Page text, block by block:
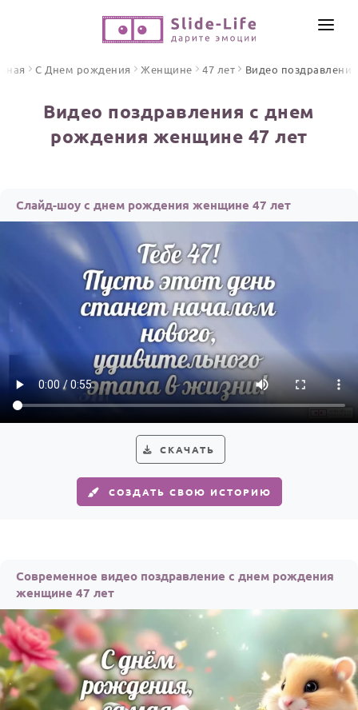
ПО ФОРМАТУ
Открытки
Стихи и тексты
ПРАЗДНИКИ
С Днем рождения
Юбилей
Свадьба
Годовщина свадьбы
Календарь праздников
Женщине
Мужчине
Детям
Все родственники
ПЕРСОНАЛЬНЫЕ
Пожелания
По именам
ИНСТРУМЕНТЫ
ОТЗЫВЫ
С Днем рождения Женщине 47 лет Видео поздравления
Видео поздравления с днем
рождения женщине 47 лет
Слайд-шоу с днем рождения женщине 47 лет
СКАЧАТЬ
СОЗДАТЬ СВОЮ ИСТОРИЮ
Современное видео поздравление с днем рождения
женщине 47 лет